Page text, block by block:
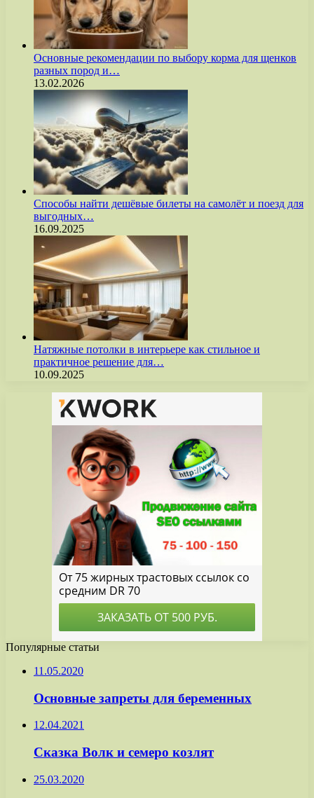
Основные рекомендации по выбору корма для щенков
разных пород и…
13.02.2026
Способы найти дешёвые билеты на самолёт и поезд для
выгодных…
16.09.2025
Натяжные потолки в интерьере как стильное и
практичное решение для…
10.09.2025
Популярные статьи
11.05.2020
Основные запреты для беременных
12.04.2021
Сказка Волк и семеро козлят
25.03.2020